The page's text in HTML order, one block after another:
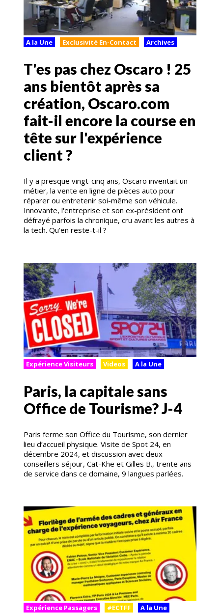
A la Une Exclusivité En-Contact Archives
T'es pas chez Oscaro ! 25
ans bientôt après sa
création, Oscaro.com
fait-il encore la course en
tête sur l'expérience
client ?
Il y a presque vingt-cinq ans, Oscaro inventait un
métier, la vente en ligne de pièces auto pour
réparer ou entretenir soi-même son véhicule.
Innovante, l'entreprise et son ex-président ont
défrayé parfois la chronique, cru avant les autres à
la tech. Qu'en reste-t-il ?
Expérience Visiteurs Videos A la Une
Paris, la capitale sans
Office de Tourisme? J-4
Paris ferme son Office du Tourisme, son dernier
lieu d’accueil physique. Visite de Spot 24, en
décembre 2024, et discussion avec deux
conseillers séjour, Cat-Khe et Gilles B., trente ans
de service dans ce domaine, 9 langues parlées.
Expérience Passagers #ECTFF A la Une